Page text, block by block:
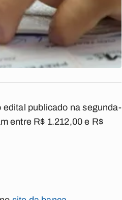
publicado na segunda-
entre R$ 1.212,00 e R$